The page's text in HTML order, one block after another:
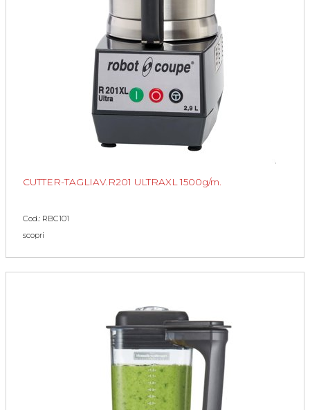
CUTTER-TAGLIAV.R201 ULTRAXL 1500g/m.
Cod.: RBC101
scopri